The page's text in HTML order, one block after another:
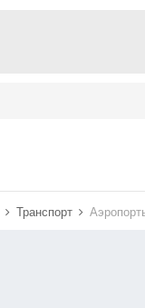
Транспорт